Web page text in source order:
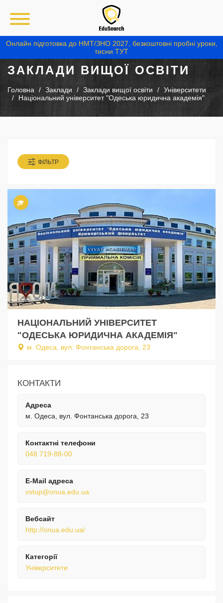
Онлайн підготовка до НМТ/ЗНО 2027, безкоштовні пробні уроки,
тисни ТУТ
ЗАКЛАДИ ВИЩОЇ ОСВІТИ
Головна Заклади Заклади вищої освіти
Університети
Національний університет "Одеська юридична академія"
ФІЛЬТР
НАЦІОНАЛЬНИЙ УНІВЕРСИТЕТ
"ОДЕСЬКА ЮРИДИЧНА АКАДЕМІЯ"
м. Одеса, вул. Фонтанська дорога, 23
КОНТАКТИ
Адреса
м. Одеса, вул. Фонтанська дорога, 23
Контактні телефони
048 719-88-00
E-Mail адреса
vstup@onua.edu.ua
Вебсайт
http://onua.edu.ua/
Категорії
Університети